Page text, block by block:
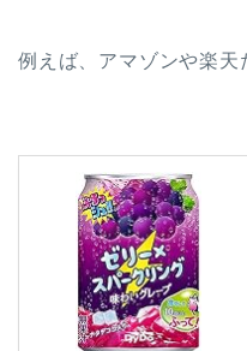
例えば、アマゾンや楽天